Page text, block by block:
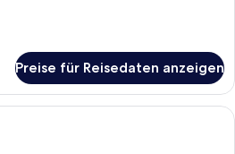
Preise für Reisedaten anzeigen
Ein Hotelzimmer mit einem großen